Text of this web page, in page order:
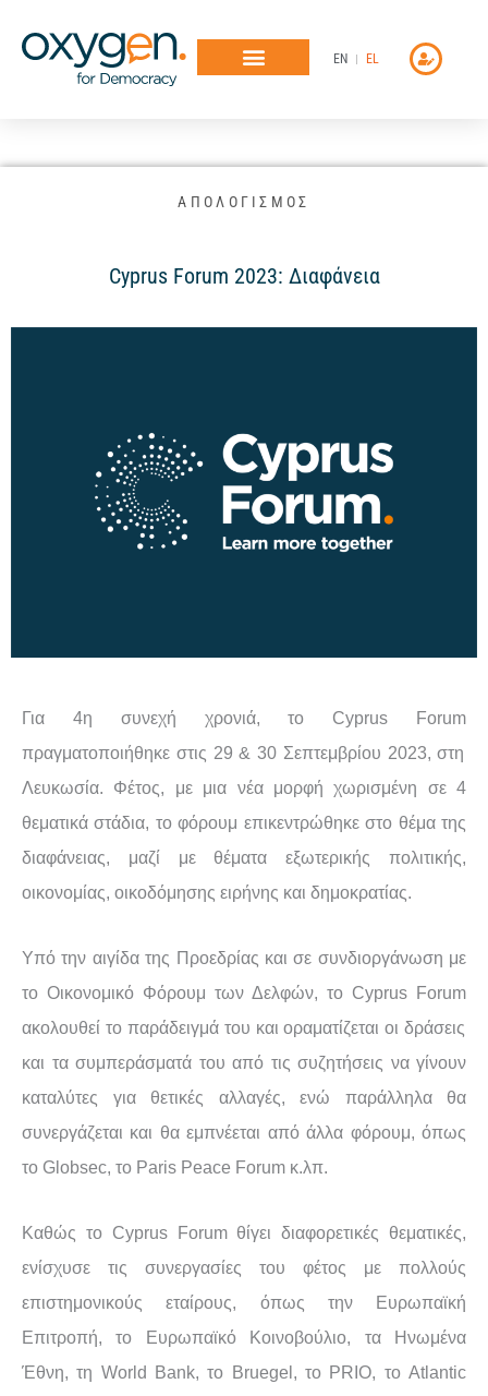
στο
περιεχόμενο
EN EL
ΑΠΟΛΟΓΙΣΜΟΣ
Cyprus Forum 2023: Διαφάνεια
Για 4η συνεχή χρονιά, το Cyprus Forum
πραγματοποιήθηκε στις 29 & 30 Σεπτεμβρίου 2023, στη
Λευκωσία. Φέτος, με μια νέα μορφή χωρισμένη σε 4
θεματικά στάδια, το φόρουμ επικεντρώθηκε στο θέμα της
διαφάνειας, μαζί με θέματα εξωτερικής πολιτικής,
οικονομίας, οικοδόμησης ειρήνης και δημοκρατίας.
Υπό την αιγίδα της Προεδρίας και σε συνδιοργάνωση με
το Οικονομικό Φόρουμ των Δελφών, το Cyprus Forum
ακολουθεί το παράδειγμά του και οραματίζεται οι δράσεις
και τα συμπεράσματά του από τις συζητήσεις να γίνουν
καταλύτες για θετικές αλλαγές, ενώ παράλληλα θα
συνεργάζεται και θα εμπνέεται από άλλα φόρουμ, όπως
το Globsec, το Paris Peace Forum κ.λπ.
Καθώς το Cyprus Forum θίγει διαφορετικές θεματικές,
ενίσχυσε τις συνεργασίες του φέτος με πολλούς
επιστημονικούς εταίρους, όπως την Ευρωπαϊκή
Επιτροπή, το Ευρωπαϊκό Κοινοβούλιο, τα Ηνωμένα
Έθνη, τη World Bank, το Bruegel , το PRIO, τοAtlantic